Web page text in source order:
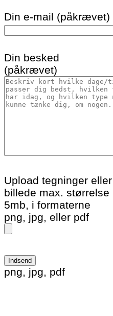
Din e-mail (påkrævet)
Din besked
(påkrævet)
Upload tegninger eller
billede max. størrelse
5mb, i formaterne
png, jpg, eller pdf
Please leave this
png, jpg, pdf